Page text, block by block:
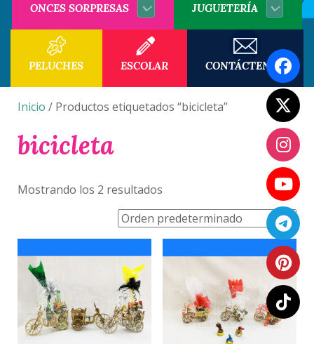
ONCES SORPRESAS JUGUETERÍA
PELUCHES ESCOLAR CONTÁCTENOS
Inicio / Productos etiquetados “bicicleta”
bicicleta
Mostrando los 2 resultados